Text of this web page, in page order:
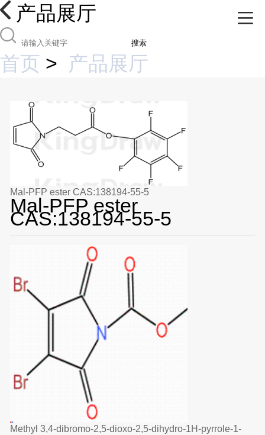
产品展厅
搜索
首页 > 产品展厅
Mal-PFP ester CAS:138194-55-5
Mal-PFP ester
CAS:138194-55-5
Methyl 3,4-dibromo-2,5-dioxo-2,5-dihydro-1H-pyrrole-1-